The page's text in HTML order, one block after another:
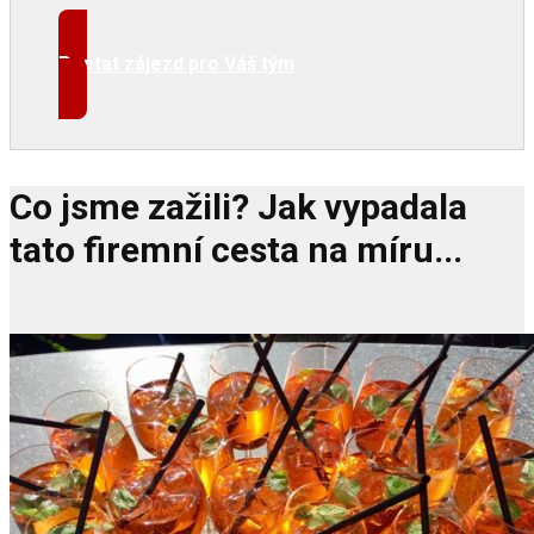
Poptat zájezd pro Váš tým
Co jsme zažili? Jak vypadala
tato firemní cesta na míru...